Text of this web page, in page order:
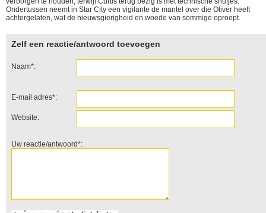
Ondertussen neemt in Star City een vigilante de mantel over die Oliver heeft
achtergelaten, wat de nieuwsgierigheid en woede van sommige oproept.
Zelf een reactie/antwoord toevoegen
Naam*:
E-mail adres*:
Website:
Uw reactie/antwoord*: